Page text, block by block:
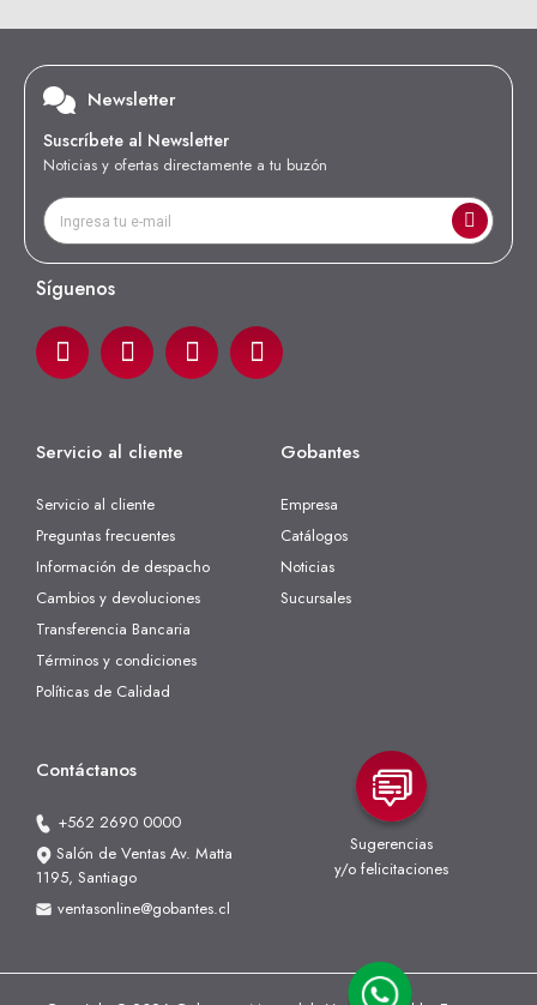
Newsletter
Suscríbete al Newsletter
Noticias y ofertas directamente a tu buzón
Síguenos
Servicio al cliente
Servicio al cliente
Preguntas frecuentes
Información de despacho
Cambios y devoluciones
Transferencia Bancaria
Términos y condiciones
Políticas de Calidad
Gobantes
Empresa
Catálogos
Noticias
Sucursales
Contáctanos
+562 2690 0000
Salón de Ventas Av. Matta
1195, Santiago
ventasonline@gobantes.cl
Sugerencias
y/o felicitaciones